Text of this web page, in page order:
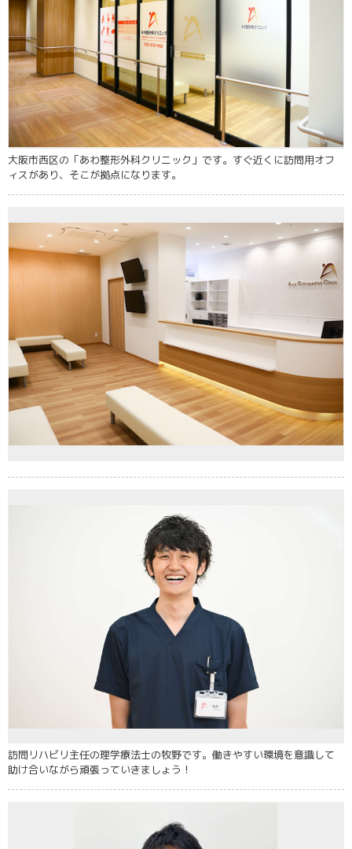
大阪市西区の「あわ整形外科クリニック」です。すぐ近くに訪問用オフ
ィスがあり、そこが拠点になります。
訪問リハビリ主任の理学療法士の牧野です。働きやすい環境を意識して
助け合いながら頑張っていきましょう！